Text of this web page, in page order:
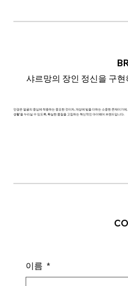
샤르망의 장인 정신을 구현
안경은 얼굴의 중심에 착용하는 중요한 것이자, 개성에 빛을 더하는 소중한 존재이기
생활'을 누리실 수 있도록, 확실한 품질을 고집하는 혁신적인 아이웨어 브랜드입니다.
이름 *